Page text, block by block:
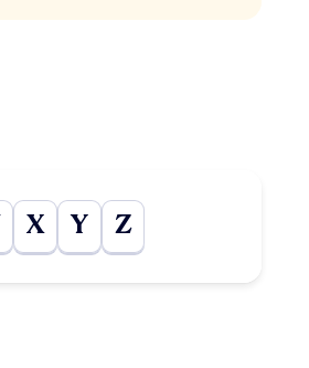
X Y Z